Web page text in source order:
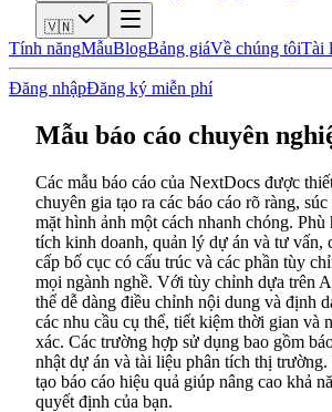
🇻🇳
Tính năngMẫuBlogBảng giáVề chúng tôiTài
Đăng nhậpĐăng ký miễn phí
Mẫu báo cáo chuyên
Các mẫu báo cáo của NextDocs được
chuyên gia tạo ra các báo cáo rõ ràng,
mặt hình ảnh một cách nhanh chóng. Phù
tích kinh doanh, quản lý dự án và tư vấn,
cấp bố cục có cấu trúc và các phần tùy
mọi ngành nghề. Với tùy chỉnh dựa trên
thể dễ dàng điều chỉnh nội dung và định
các nhu cầu cụ thể, tiết kiệm thời gian và
xác. Các trường hợp sử dụng bao gồm
nhật dự án và tài liệu phân tích thị
tạo báo cáo hiệu quả giúp nâng cao khả
quyết định của bạn.